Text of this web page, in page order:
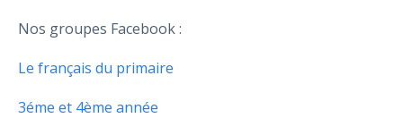
Nos groupes Facebook :
Le français du primaire
3éme et 4ème année